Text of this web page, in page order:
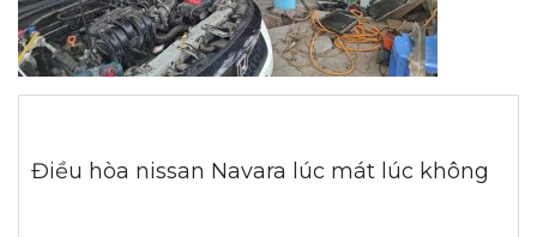
Điều hòa nissan Navara lúc mát lúc không